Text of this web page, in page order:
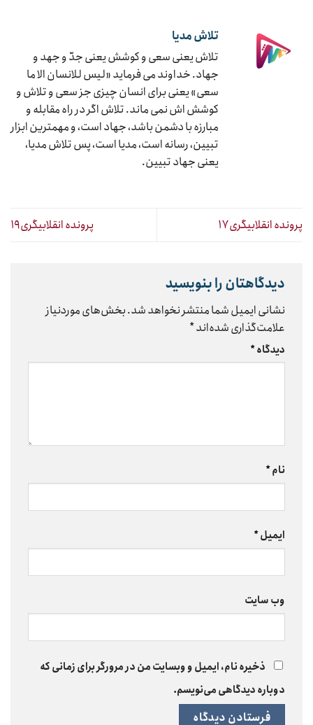
تلاش مدیا
تلاش یعنی سعی و کوشش یعنی جدّ و جهد و
جهاد. خداوند می فرماید «لیس للانسان الا ما
سعی» یعنی برای انسان چیزی جز سعی و تلاش و
کوشش اش نمی ماند. تلاش اگر در راه مقابله و
مبارزه با دشمن باشد، جهاد است، و مهمترین ابزار
تبیین، رسانه است، مدیا است، پس تلاش مدیا،
یعنی جهاد تبیین.
پرونده انقلابیگری۱۷ پرونده انقلابیگری۱۹
دیدگاهتان را بنویسید
نشانی ایمیل شما منتشر نخواهد شد.بخش‌های موردنیاز
علامت‌گذاری شده‌اند*
دیدگاه*
نام*
ایمیل*
وب‌ سایت
ذخیره نام، ایمیل و وبسایت من در مرورگر برای زمانی که
دوباره دیدگاهی می‌نویسم.